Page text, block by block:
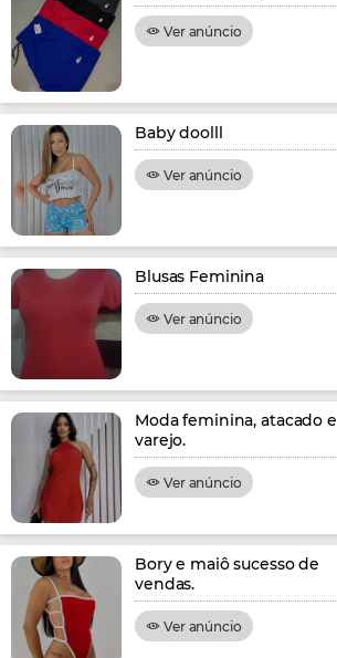
Ver anúncio
Baby doolll
Ver anúncio
Blusas Feminina
Ver anúncio
Moda feminina, atacado e
varejo.
Ver anúncio
Bory e maiô sucesso de
vendas.
Ver anúncio